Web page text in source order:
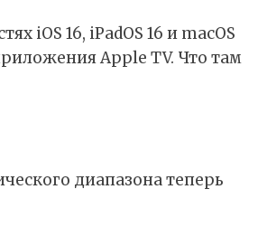
iOS 16, iPadOS 16 и macOS
Apple TV. Что там
диапазона теперь